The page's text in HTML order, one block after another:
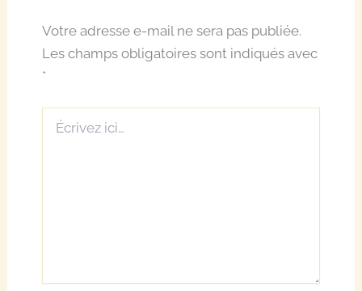
Votre adresse e-mail ne sera pas publiée.
Les champs obligatoires sont indiqués avec
*
ici…